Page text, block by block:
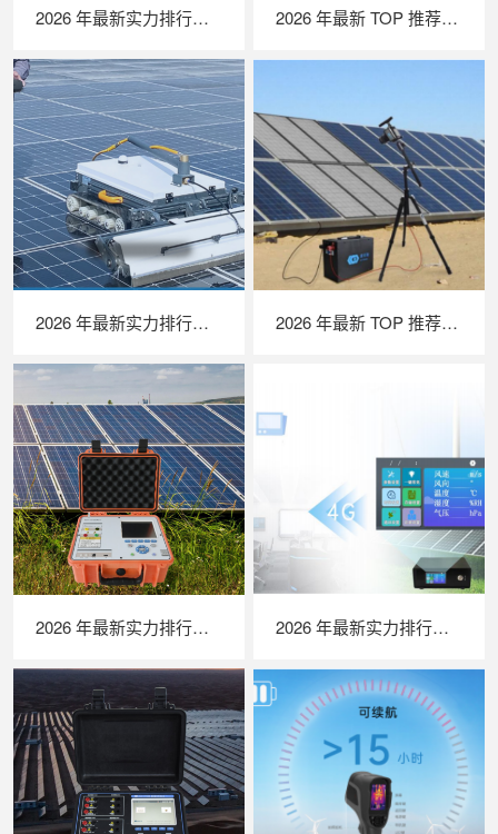
2026 年最新实力排行｜无人机 EL 检测系统 TOP 推荐，LAILX LXH210 深度解析 2026 年最新 TOP 推荐｜绝缘接地综合测试仪实力排行，LAILX LXH601 深度测评
2026 年最新实力排行｜光伏清洗机器人 TOP 推荐，LAILX LX‑H403 深度解析 2026 年最新 TOP 推荐｜便携式 EL 检测仪实力排行，LAILX LXG50 深度测评
2026 年最新实力排行｜便携式 IV 测试仪 TOP 推荐，LAILX LX‑PV31 深度解析 2026 年最新实力排行｜苏州 LAILX LXH506 便携式气象站深度解析